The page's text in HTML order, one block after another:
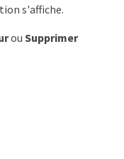
s'affiche.
ouSupprimer